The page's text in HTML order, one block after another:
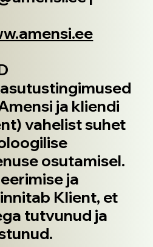
ja kliendi
vahelist suhet
osutamisel.
ja
Klient, et
tutvunud ja